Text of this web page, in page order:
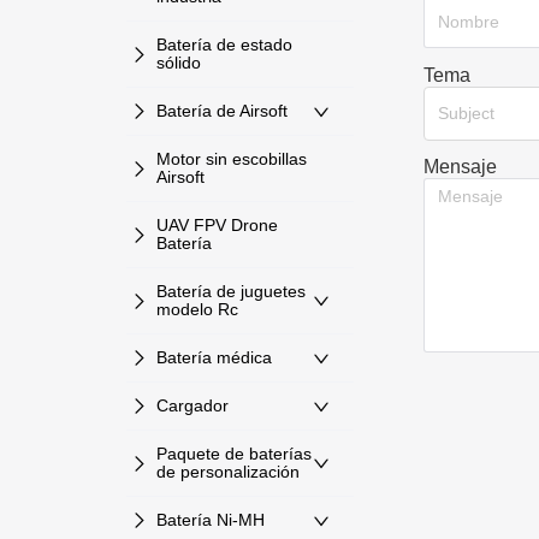
Batería de estado
sólido
Batería de Airsoft
Motor sin escobillas
Airsoft
UAV FPV Drone
Batería
Batería de juguetes
modelo Rc
Batería médica
Cargador
Paquete de baterías
de personalización
Batería Ni-MH
Tema
Subject
Mensaje